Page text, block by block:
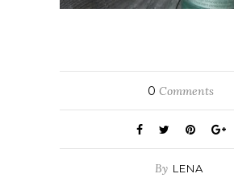
0 Comments
By LENA